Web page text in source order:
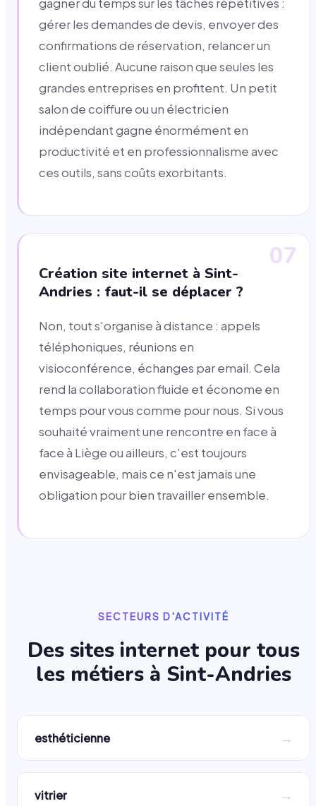
gagner du temps sur les tâches répétitives :
gérer les demandes de devis, envoyer des
confirmations de réservation, relancer un
client oublié. Aucune raison que seules les
grandes entreprises en profitent. Un petit
salon de coiffure ou un électricien
indépendant gagne énormément en
productivité et en professionnalisme avec
ces outils, sans coûts exorbitants.
07
Création site internet à Sint-
Andries : faut-il se déplacer ?
Non, tout s'organise à distance : appels
téléphoniques, réunions en
visioconférence, échanges par email. Cela
rend la collaboration fluide et économe en
temps pour vous comme pour nous. Si vous
souhaité vraiment une rencontre en face à
face à Liège ou ailleurs, c'est toujours
envisageable, mais ce n'est jamais une
obligation pour bien travailler ensemble.
SECTEURS D'ACTIVITÉ
Des sites internet pour tous
les métiers à Sint-Andries
esthéticienne →
vitrier →